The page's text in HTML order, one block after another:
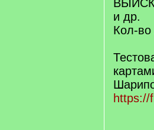
и др.
Кол-во
https://